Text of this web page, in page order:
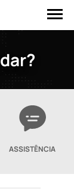
ASSISTÊNCIA